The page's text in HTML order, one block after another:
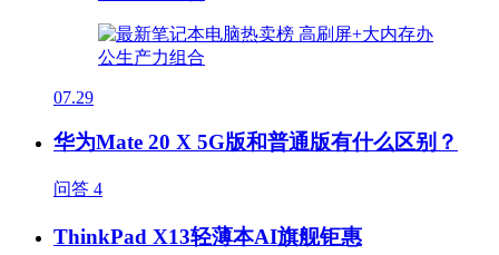
07.29
华为Mate 20 X 5G版和普通版有什么区别？
问答 4
ThinkPad X13轻薄本AI旗舰钜惠